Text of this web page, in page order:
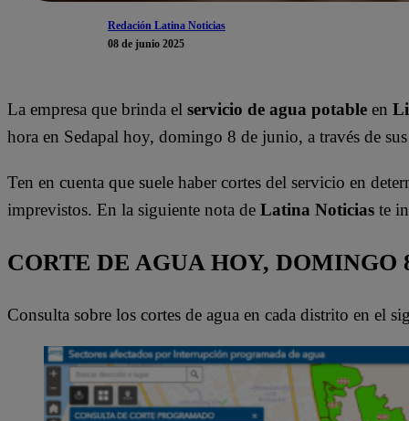
Redación Latina Noticias
08 de junio 2025
La empresa que brinda el servicio de agua potable en
hora en Sedapal hoy, domingo 8 de junio, a través de
Ten en cuenta que suele haber cortes del servicio en
imprevistos. En la siguiente nota de Latina Noticias te
CORTE DE AGUA HOY, DOMINGO
Consulta sobre los cortes de agua en cada distrito en el